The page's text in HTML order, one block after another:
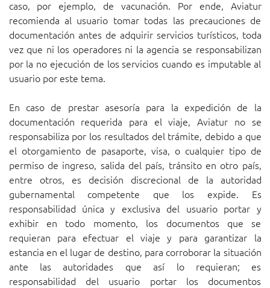
caso, por ejemplo, de vacunación. Por ende, Aviatur
recomienda al usuario tomar todas las precauciones de
documentación antes de adquirir servicios turísticos, toda
vez que ni los operadores ni la agencia se responsabilizan
por la no ejecución de los servicios cuando es imputable al
usuario por este tema.
En caso de prestar asesoría para la expedición de la
documentación requerida para el viaje, Aviatur no se
responsabiliza por los resultados del trámite, debido a que
el otorgamiento de pasaporte, visa, o cualquier tipo de
permiso de ingreso, salida del país, tránsito en otro país,
entre otros, es decisión discrecional de la autoridad
gubernamental competente que los expide. Es
responsabilidad única y exclusiva del usuario portar y
exhibir en todo momento, los documentos que se
requieran para efectuar el viaje y para garantizar la
estancia en el lugar de destino, para corroborar la situación
ante las autoridades que así lo requieran; es
responsabilidad del usuario portar los documentos